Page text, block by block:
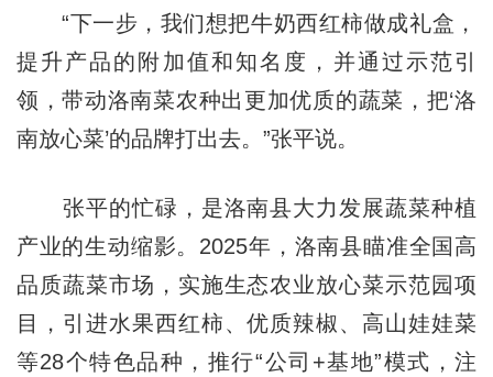
“下一步，我们想把牛奶西红柿做成礼盒，
提升产品的附加值和知名度，并通过示范引
领，带动洛南菜农种出更加优质的蔬菜，把‘洛
南放心菜’的品牌打出去。”张平说。
张平的忙碌，是洛南县大力发展蔬菜种植
产业的生动缩影。2025年，洛南县瞄准全国高
品质蔬菜市场，实施生态农业放心菜示范园项
目，引进水果西红柿、优质辣椒、高山娃娃菜
等28个特色品种，推行“公司+基地”模式，注